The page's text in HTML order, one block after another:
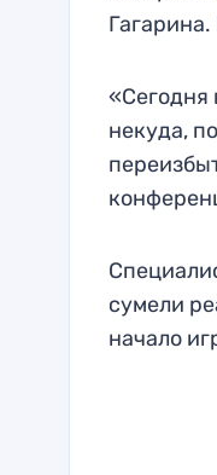
«Сегодня
некуда,
сумели
начало